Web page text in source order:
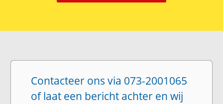
Contacteer ons via 073-2001065
of laat een bericht achter en wij